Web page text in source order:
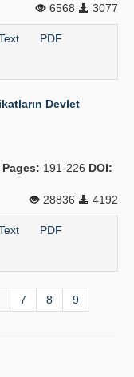
6568
3077
PDF
Devlet
Pages: 191-226 DOI:
28836
4192
PDF
7 8
9